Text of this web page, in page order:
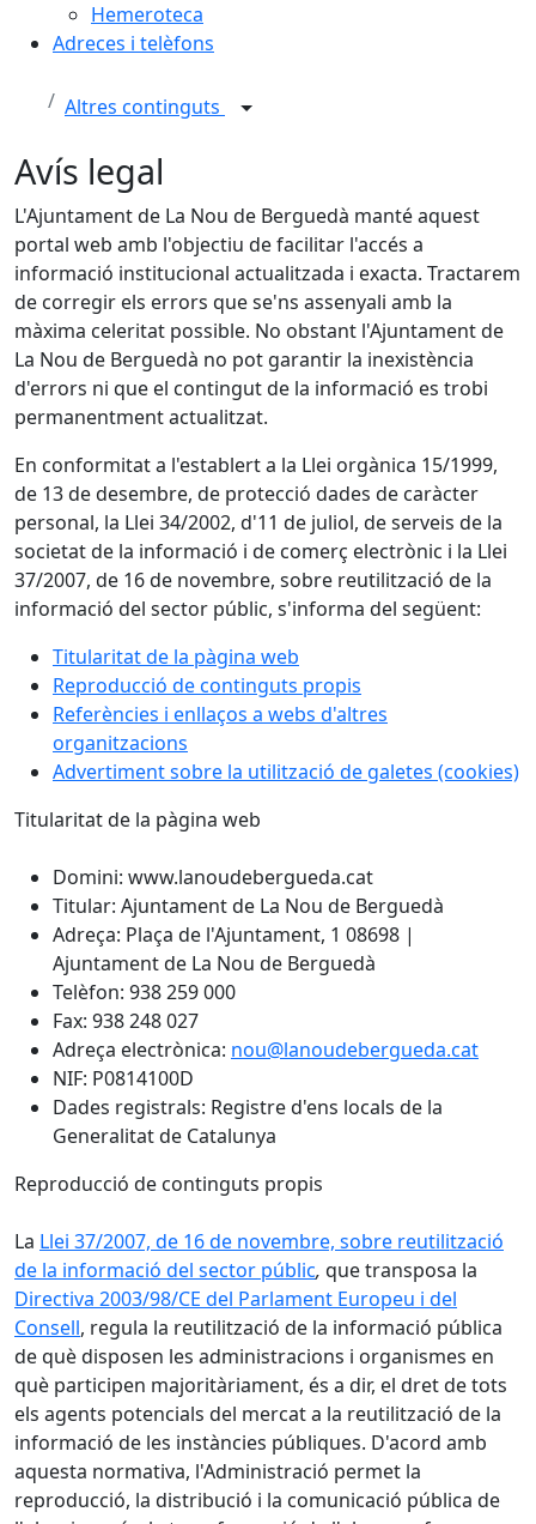
Hemeroteca
Adreces i telèfons
Altres continguts
Avís legal
L'Ajuntament de La Nou de Berguedà manté aquest
portal web amb l'objectiu de facilitar l'accés a
informació institucional actualitzada i exacta. Tractarem
de corregir els errors que se'ns assenyali amb la
màxima celeritat possible. No obstant l'Ajuntament de
La Nou de Berguedà no pot garantir la inexistència
d'errors ni que el contingut de la informació es trobi
permanentment actualitzat.
En conformitat a l'establert a la Llei orgànica 15/1999,
de 13 de desembre, de protecció dades de caràcter
personal, la Llei 34/2002, d'11 de juliol, de serveis de la
societat de la informació i de comerç electrònic i la Llei
37/2007, de 16 de novembre, sobre reutilització de la
informació del sector públic, s'informa del següent:
Titularitat de la pàgina web
Reproducció de continguts propis
Referències i enllaços a webs d'altres
organitzacions
Advertiment sobre la utilització de galetes (cookies)
Titularitat de la pàgina web
Domini: www.lanoudebergueda.cat
Titular: Ajuntament de La Nou de Berguedà
Adreça: Plaça de l'Ajuntament, 1 08698 |
Ajuntament de La Nou de Berguedà
Telèfon: 938 259 000
Fax: 938 248 027
Adreça electrònica: nou@lanoudebergueda.cat
NIF: P0814100D
Dades registrals: Registre d'ens locals de la
Generalitat de Catalunya
Reproducció de continguts propis
La Llei 37/2007, de 16 de novembre, sobre reutilització
de la informació del sector públic, que transposa la
Directiva 2003/98/CE del Parlament Europeu i del
Consell, regula la reutilització de la informació pública
de què disposen les administracions i organismes en
què participen majoritàriament, és a dir, el dret de tots
els agents potencials del mercat a la reutilització de la
informació de les instàncies públiques. D'acord amb
aquesta normativa, l'Administració permet la
reproducció, la distribució i la comunicació pública de